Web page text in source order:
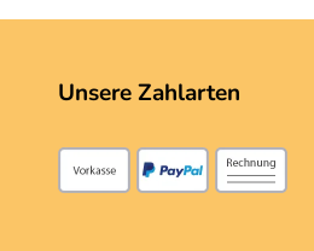
Unsere Zahlarten